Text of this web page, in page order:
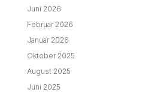
Juni 2026
Februar 2026
Januar 2026
Oktober 2025
August 2025
Juni 2025